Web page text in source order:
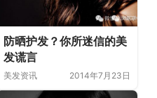
防晒护发？你所迷信的美
发谎言
美发资讯 2014年7月23日